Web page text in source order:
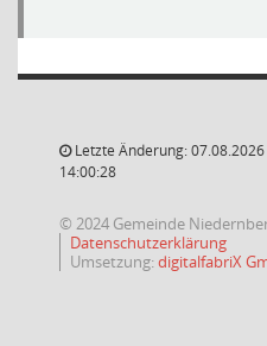
Letzte Änderung: 07.08.2026
14:00:28
© 2024 Gemeinde
Datenschutzerklärung
Umsetzung:digitalfabriX